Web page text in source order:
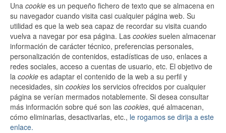
FAQ
Fotografía
Pre-Bodas
Bodas
Post-Bodas
Comuniones
Una cookie es un pequeño fichero de texto que se almacena en
su navegador cuando visita casi cualquier página web. Su
utilidad es que la web sea capaz de recordar su visita cuando
vuelva a navegar por esa página. Las cookies suelen almacenar
información de carácter técnico, preferencias personales,
personalización de contenidos, estadísticas de uso, enlaces a
redes sociales, acceso a cuentas de usuario, etc. El objetivo de
la cookie es adaptar el contenido de la web a su perfil y
necesidades, sin cookies los servicios ofrecidos por cualquier
página se verían mermados notablemente. Si desea consultar
más información sobre qué son las cookies, qué almacenan,
cómo eliminarlas, desactivarlas, etc., le rogamos se dirija a este
enlace.